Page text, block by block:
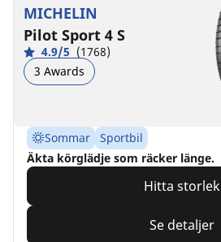
MICHELIN
Pilot Sport 4 S
4.9/5 (1768)
3 Awards
Sommar
Sportbil
Äkta körglädje som räcker länge.
Hitta storlek
Se detaljer